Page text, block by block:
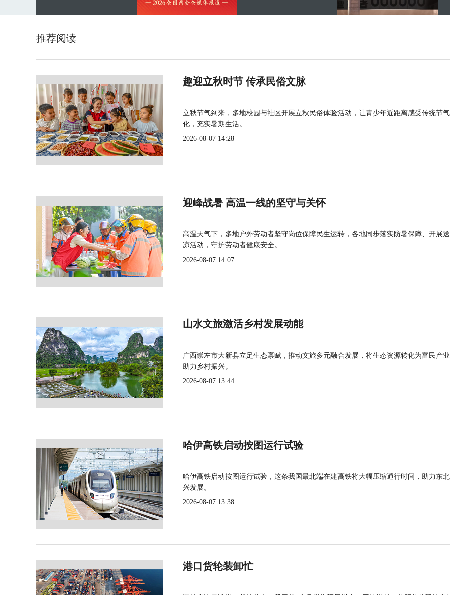
推荐阅读
趣迎立秋时节 传承民俗文脉
立秋节气到来，多地校园与社区开展立秋民俗体验活动，让青少年近距离感受传统节
化，充实暑期生活。
2026-08-07 14:28
迎峰战暑 高温一线的坚守与关怀
高温天气下，多地户外劳动者坚守岗位保障民生运转，各地同步落实防暑保障、开展
凉活动，守护劳动者健康安全。
2026-08-07 14:07
山水文旅激活乡村发展动能
广西崇左市大新县立足生态禀赋，推动文旅多元融合发展，将生态资源转化为富民产
助力乡村振兴。
2026-08-07 13:44
哈伊高铁启动按图运行试验
哈伊高铁启动按图运行试验，这条我国最北端在建高铁将大幅压缩通行时间，助力东
兴发展。
2026-08-07 13:38
港口货轮装卸忙